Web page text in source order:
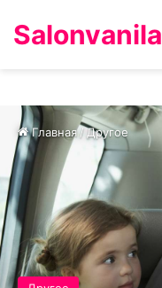
Salonvanila
Главная/ Другое